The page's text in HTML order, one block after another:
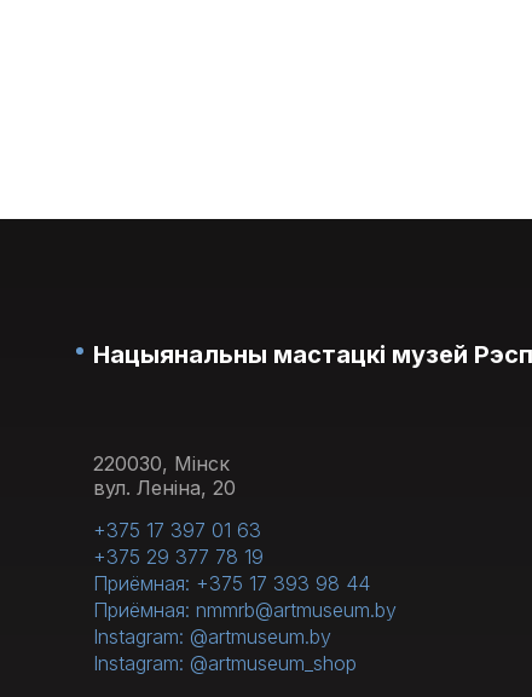
Нацыянальны мастацкі музей
220030, Мінск
вул. Леніна, 20
+375 17 397 01 63
+375 29 377 78 19
Приёмная: +375 17 393 98 44
Приёмная: nmmrb@artmuseum.by
Instagram: @artmuseum.by
Instagram: @artmuseum_shop